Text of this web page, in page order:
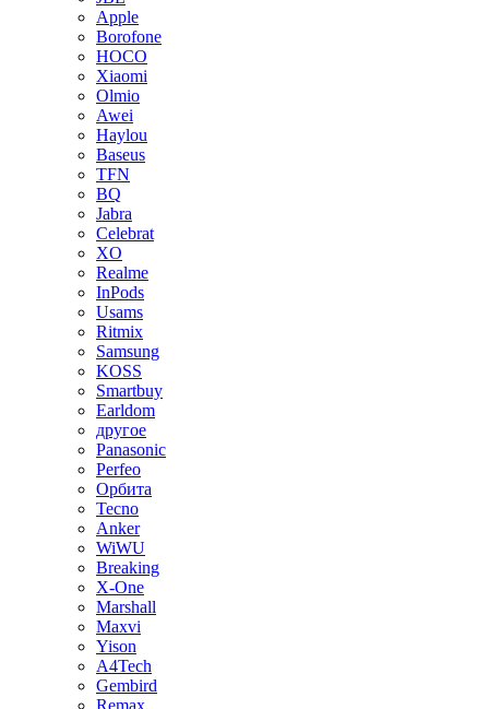
Apple
Borofone
HOCO
Xiaomi
Olmio
Awei
Haylou
Baseus
TFN
BQ
Jabra
Celebrat
XO
Realme
InPods
Usams
Ritmix
Samsung
KOSS
Smartbuy
Earldom
другое
Panasonic
Perfeo
Орбита
Tecno
Anker
WiWU
Breaking
X-One
Marshall
Maxvi
Yison
A4Tech
Gembird
Remax